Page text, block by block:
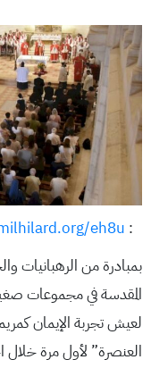
:
eh8u
بمبادرة من الرهبانيات
المقدسة في مجموعات
لعيش تجربة الإيمان
العنصرة” لأول مرة خلال